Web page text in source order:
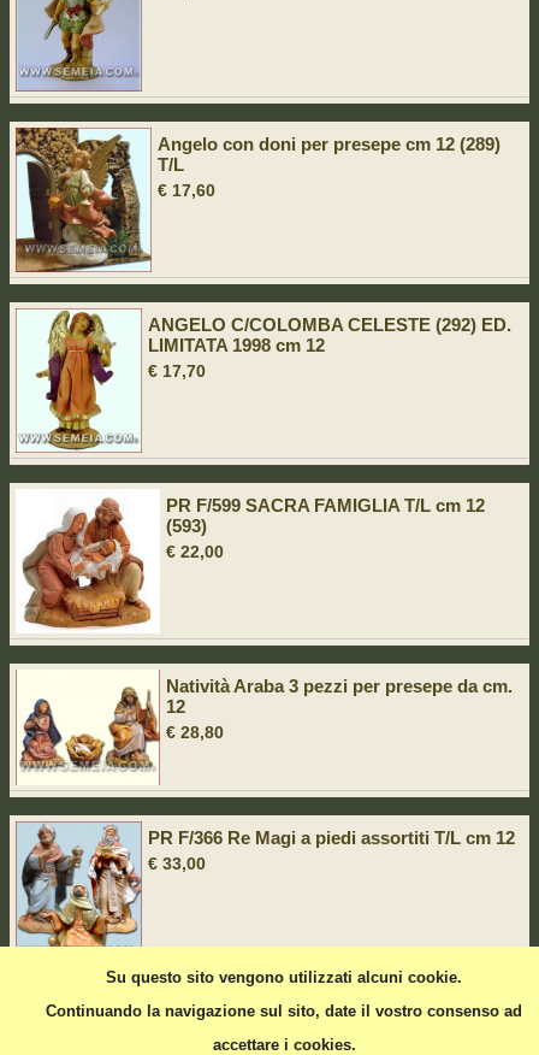
Su questo sito vengono utilizzati alcuni cookie.
Continuando la navigazione sul sito, date il vostro consenso ad
accettare i cookies.
Angelo con doni per presepe cm 12 (289)
T/L
€ 17,60
ANGELO C/COLOMBA CELESTE (292) ED.
LIMITATA 1998 cm 12
€ 17,70
PR F/599 SACRA FAMIGLIA T/L cm 12
(593)
€ 22,00
Natività Araba 3 pezzi per presepe da cm.
12
€ 28,80
PR F/366 Re Magi a piedi assortiti T/L cm 12
€ 33,00